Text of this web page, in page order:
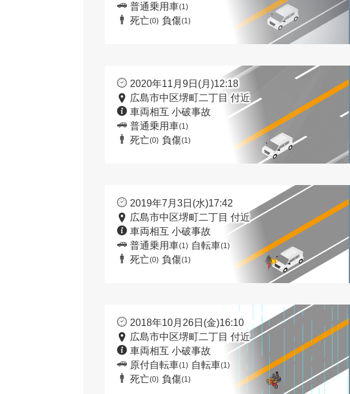
普通乗用車(1)
死亡(0) 負傷(1)
2020年11月9日(月)12:18
広島市中区堺町二丁目 付近
車両相互 小破事故
普通乗用車(1)
死亡(0) 負傷(1)
2019年7月3日(水)17:42
広島市中区堺町二丁目 付近
車両相互 小破事故
普通乗用車(1) 自転車(1)
死亡(0) 負傷(1)
2018年10月26日(金)16:10
広島市中区堺町二丁目 付近
車両相互 小破事故
原付自転車(1) 自転車(1)
死亡(0) 負傷(1)